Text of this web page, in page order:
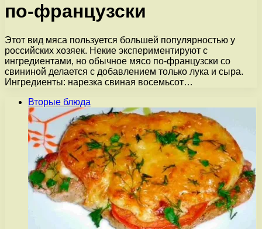
по-французски
Этот вид мяса пользуется большей популярностью у
российских хозяек. Некие экспериментируют с
ингредиентами, но обычное мясо по-французски со
свининой делается с добавлением только лука и сыра.
Ингредиенты: нарезка свиная восемьсот…
Вторые блюда